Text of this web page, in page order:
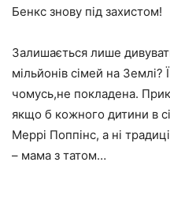
Бенкс знову під захистом!
Залишається лише
мільйонів сімей на Землі?
чомусь,не покладена.
якщо б кожного дитини в
Меррі Поппінс, а ні
– мама з татом…